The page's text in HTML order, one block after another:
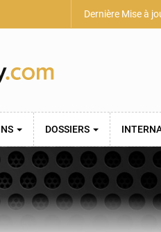
Dernière Mise à
DOSSIERS